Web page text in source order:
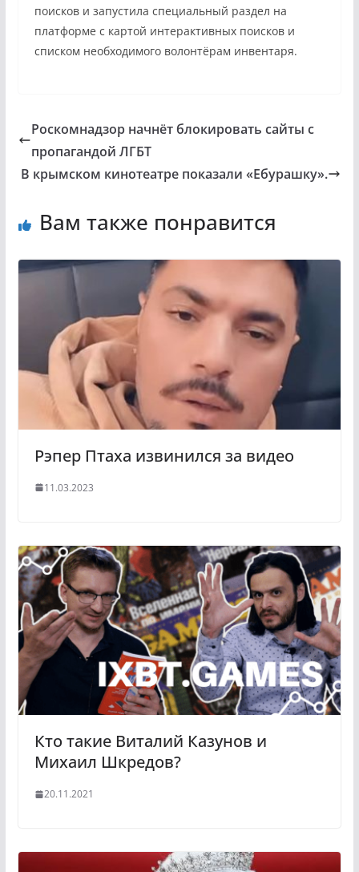
поисков и запустила специальный раздел на
платформе с картой интерактивных поисков и
списком необходимого волонтёрам инвентаря.
Роскомнадзор начнёт блокировать сайты с
пропагандой ЛГБТ
В крымском кинотеатре показали «Ебурашку».
Вам также понравится
Рэпер Птаха извинился за видео
11.03.2023
Кто такие Виталий Казунов и
Михаил Шкредов?
20.11.2021